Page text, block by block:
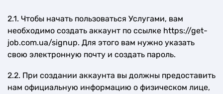
2.1. Чтобы начать пользоваться Услугами, вам
необходимо создать аккаунт по ссылке https://get-
job.com.ua/signup. Для этого вам нужно указать
свою электронную почту и создать пароль.
2.2. При создании аккаунта вы должны предоставить
нам официальную информацию о физическом лице,